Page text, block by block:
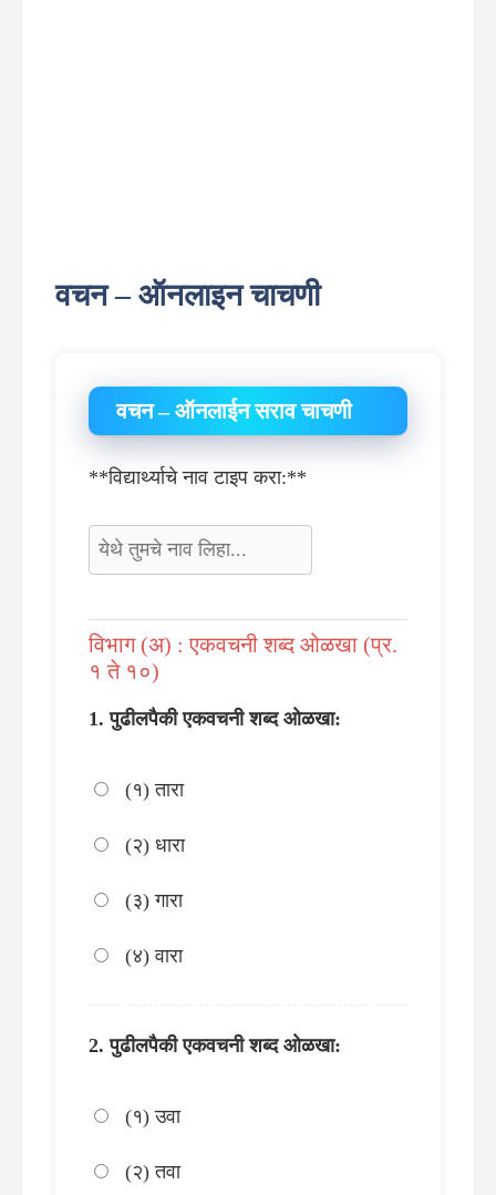
वचन – ऑनलाइन चाचणी
वचन – ऑनलाईन सराव चाचणी
**विद्यार्थ्याचे नाव टाइप करा:**
विभाग (अ) : एकवचनी शब्द ओळखा (प्र.
१ ते १०)
पुढीलपैकी एकवचनी शब्द ओळखा:
(१) तारा
(२) धारा
(३) गारा
(४) वारा
पुढीलपैकी एकवचनी शब्द ओळखा:
(१) उवा
(२) तवा